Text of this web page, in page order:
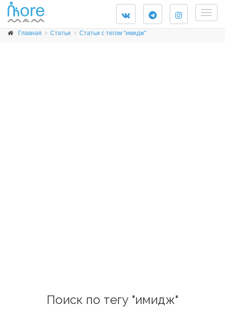
Главная Статьи Статьи с тегом "имидж"
Поиск по тегу "имидж"